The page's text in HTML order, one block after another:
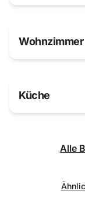
Vorher
Wohnzimmer
Vorher
Küche
Alle